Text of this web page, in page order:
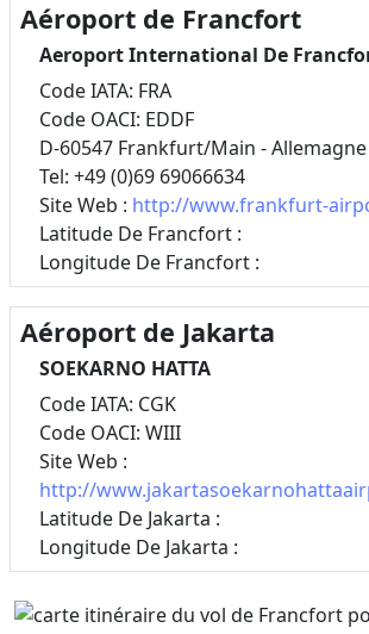
Aéroport de Francfort
Aeroport International De
Code IATA: FRA
Code OACI: EDDF
D-60547 Frankfurt/Main - Allemagne
Tel: +49 (0)69 69066634
Site Web : http://www.frankfurt-
Latitude De Francfort :
Longitude De Francfort :
Aéroport de Jakarta
SOEKARNO HATTA
Code IATA: CGK
Code OACI: WIII
Site Web :
http://
Latitude De Jakarta :
Longitude De Jakarta :